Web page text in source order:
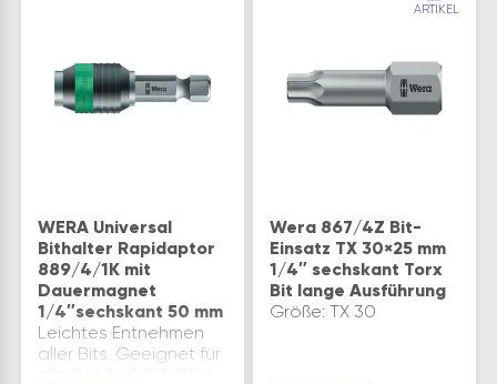
WERA Universal
Bithalter Rapidaptor
889/4/1K mit
Dauermagnet
1/4″sechskant 50 mm
Leichtes Entnehmen
aller Bits. Geeignet für
ARTIKEL
Wera 867/4Z Bit-
Einsatz TX 30×25 mm
1/4″ sechskant Torx
Bit lange Ausführung
Größe: TX 30